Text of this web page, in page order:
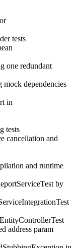
tests
one redundant
mock dependencies
in
tests
cancellation and
and runtime
by
address param